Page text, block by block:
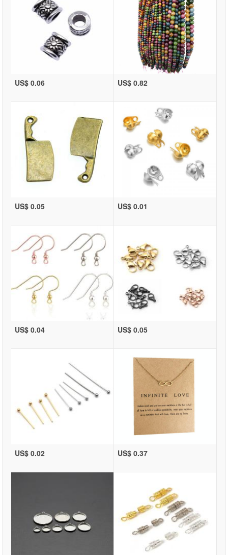
US$ 0.06 US$ 0.82
US$ 0.05 US$ 0.01
US$ 0.04 US$ 0.05
US$ 0.02 US$ 0.37